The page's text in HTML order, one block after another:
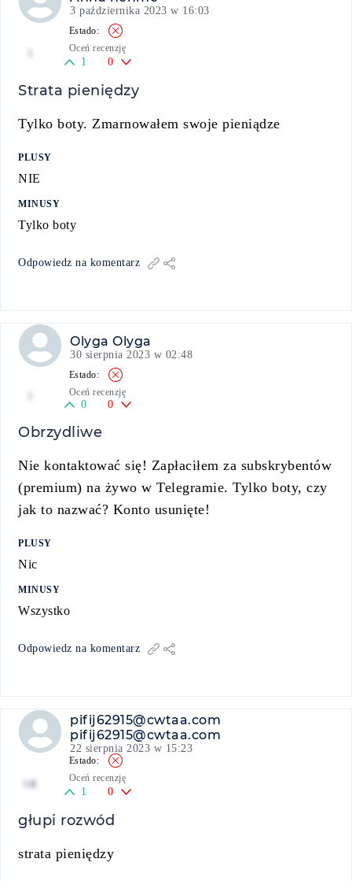
3 października 2023 w 16:03
Oceń recenzję
1 0
Strata pieniędzy
Tylko boty. Zmarnowałem swoje pieniądze
PLUSY
NIE
MINUSY
Tylko boty
Odpowiedz na komentarz
Olyga Olyga
30 sierpnia 2023 w 02:48
Oceń recenzję
0 0
Obrzydliwe
Nie kontaktować się! Zapłaciłem za subskrybentów
(premium) na żywo w Telegramie. Tylko boty, czy
jak to nazwać? Konto usunięte!
PLUSY
Nic
MINUSY
Wszystko
Odpowiedz na komentarz
pifij62915@cwtaa.com
pifij62915@cwtaa.com
22 sierpnia 2023 w 15:23
1.8 Oceń recenzję
1 0
głupi rozwód
strata pieniędzy